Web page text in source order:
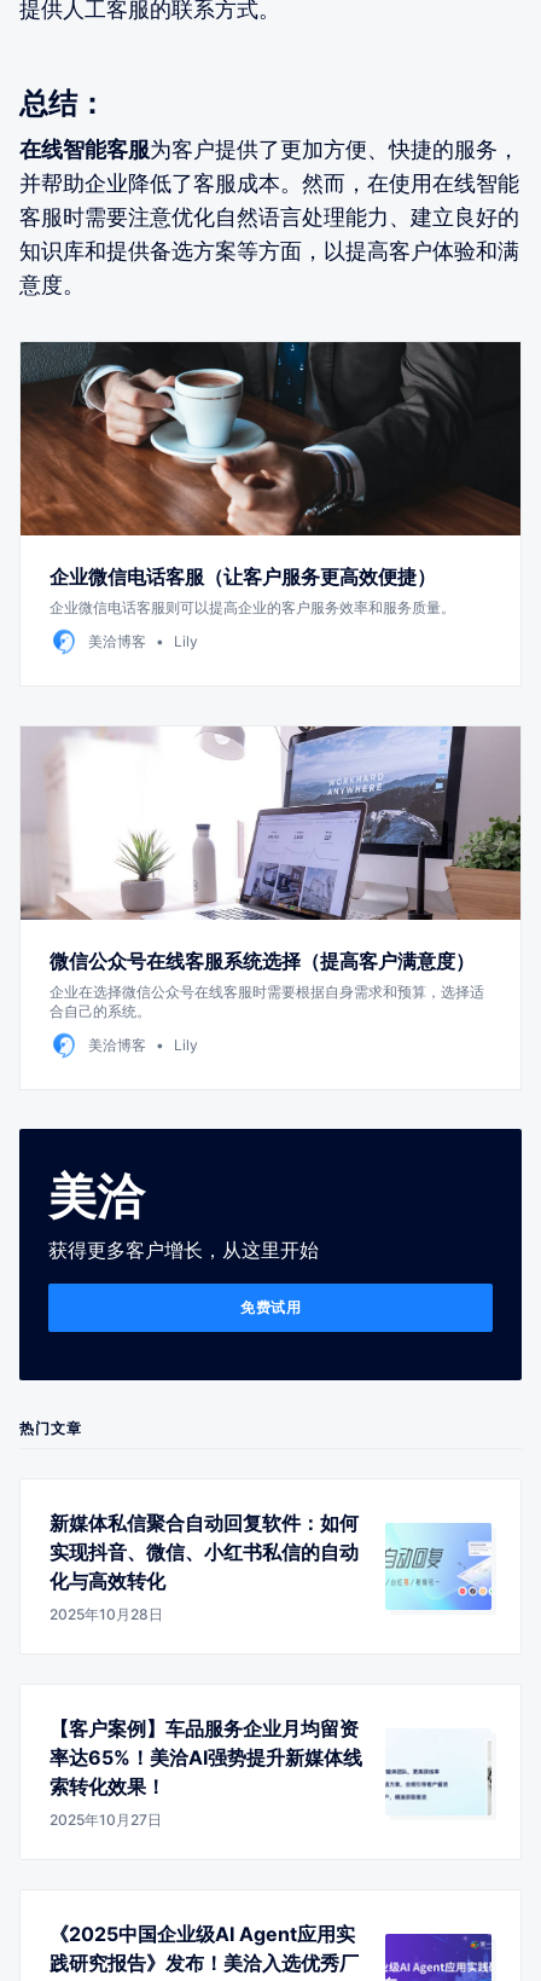
提供人工客服的联系方式。
总结：
在线智能客服为客户提供了更加方便、快捷的服务，
并帮助企业降低了客服成本。然而，在使用在线智能
客服时需要注意优化自然语言处理能力、建立良好的
知识库和提供备选方案等方面，以提高客户体验和满
意度。
企业微信电话客服（让客户服务更高效便捷）
企业微信电话客服则可以提高企业的客户服务效率和服务质量。
美洽博客
Lily
微信公众号在线客服系统选择（提高客户满意度）
企业在选择微信公众号在线客服时需要根据自身需求和预算，选择适
合自己的系统。
美洽博客
Lily
美洽
获得更多客户增长，从这里开始
免费试用
热门文章
新媒体私信聚合自动回复软件：如何
实现抖音、微信、小红书私信的自动
化与高效转化
2025年10月28日
【客户案例】车品服务企业月均留资
率达65%！美洽AI强势提升新媒体线
索转化效果！
2025年10月27日
《2025中国企业级AI Agent应用实
践研究报告》发布！美洽入选优秀厂